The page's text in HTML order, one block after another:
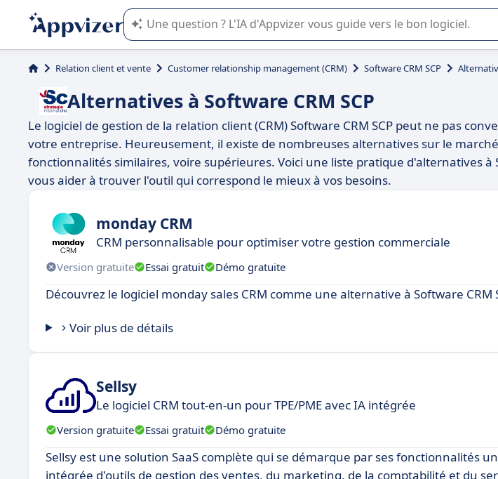
L'IA de Appvizer vous guide dans l'utilisation ou la sélection de logiciel
Relation client et vente Customer relationship management (CRM) Software CRM SCP
Alternatives à Software CRM SCP
Le logiciel de gestion de la relation client (CRM) Software CRM SCP peut ne pas
votre entreprise. Heureusement, il existe de nombreuses alternatives sur le
fonctionnalités similaires, voire supérieures. Voici une liste pratique d'alternatives à
vous aider à trouver l'outil qui correspond le mieux à vos besoins.
monday CRM
CRM personnalisable pour optimiser votre gestion commerciale
Version gratuite Essai gratuit Démo gratuite
Découvrez le logiciel monday sales CRM comme une alternative à Software CRM
Voir plus de détails
Sellsy
Le logiciel CRM tout-en-un pour TPE/PME avec IA intégrée
Version gratuite Essai gratuit Démo gratuite
Sellsy est une solution SaaS complète qui se démarque par ses fonctionnalités
intégrée d'outils de gestion des ventes, du marketing, de la comptabilité et du